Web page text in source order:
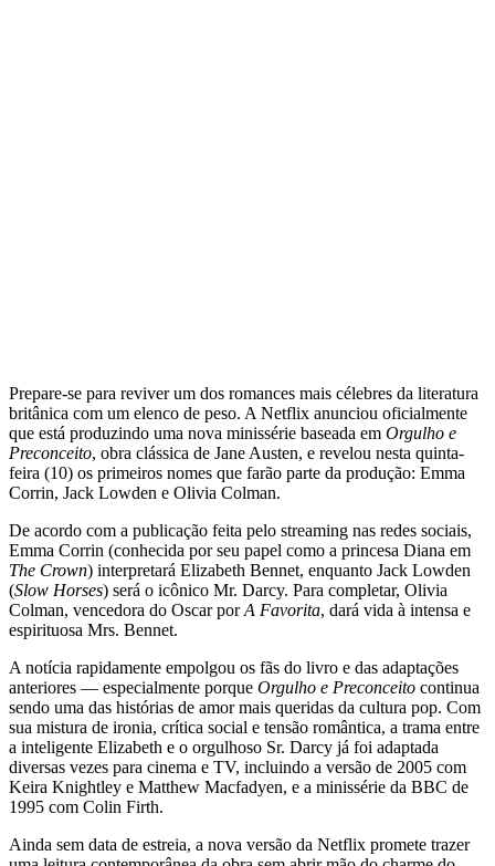
Prepare-se para reviver um dos romances mais célebres da literatura
britânica com um elenco de peso. A Netflix anunciou oficialmente
que está produzindo uma nova minissérie baseada em Orgulho e
Preconceito, obra clássica de Jane Austen, e revelou nesta quinta-
feira (10) os primeiros nomes que farão parte da produção: Emma
Corrin, Jack Lowden e Olivia Colman.
De acordo com a publicação feita pelo streaming nas redes sociais,
Emma Corrin (conhecida por seu papel como a princesa Diana em
The Crown) interpretará Elizabeth Bennet, enquanto Jack Lowden
(Slow Horses) será o icônico Mr. Darcy. Para completar, Olivia
Colman, vencedora do Oscar porA Favorita, dará vida à intensa e
espirituosa Mrs. Bennet.
A notícia rapidamente empolgou os fãs do livro e das adaptações
anteriores — especialmente porque Orgulho e Preconceito continua
sendo uma das histórias de amor mais queridas da cultura pop. Com
sua mistura de ironia, crítica social e tensão romântica, a trama entre
a inteligente Elizabeth e o orgulhoso Sr. Darcy já foi adaptada
diversas vezes para cinema e TV, incluindo a versão de 2005 com
Keira Knightley e Matthew Macfadyen, e a minissérie da BBC de
1995 com Colin Firth.
Ainda sem data de estreia, a nova versão da Netflix promete trazer